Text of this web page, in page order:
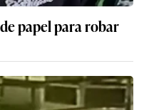
papel para robar